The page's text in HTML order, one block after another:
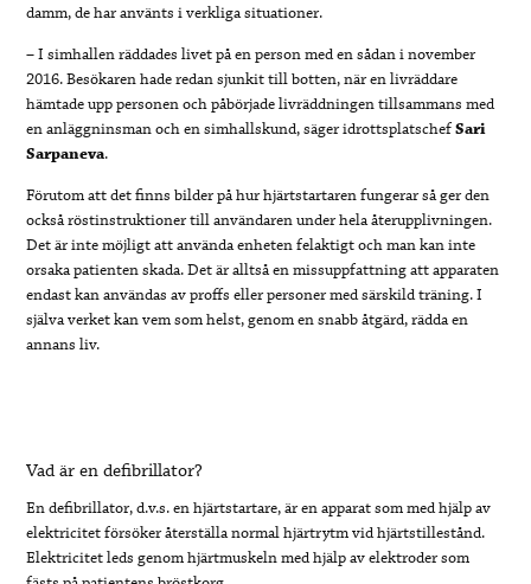
damm, de har använts i verkliga situationer.
– I simhallen räddades livet på en person med en sådan i november
2016. Besökaren hade redan sjunkit till botten, när en livräddare
hämtade upp personen och påbörjade livräddningen tillsammans med
en anläggninsman och en simhallskund, säger idrottsplatschefSari
Sarpaneva.
Förutom att det finns bilder på hur hjärtstartaren fungerar så ger den
också röstinstruktioner till användaren under hela återupplivningen.
Det är inte möjligt att använda enheten felaktigt och man kan inte
orsaka patienten skada. Det är alltså en missuppfattning att apparaten
endast kan användas av proffs eller personer med särskild träning. I
själva verket kan vem som helst, genom en snabb åtgärd, rädda en
annans liv.
Vad är en defibrillator?
En defibrillator, d.v.s. en hjärtstartare, är en apparat som med hjälp av
elektricitet försöker återställa normal hjärtrytm vid hjärtstillestånd.
Elektricitet leds genom hjärtmuskeln med hjälp av elektroder som